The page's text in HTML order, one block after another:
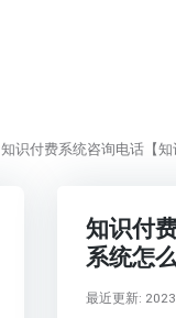
知识付费系统咨询电话【
知识付
系统怎
最近更新: